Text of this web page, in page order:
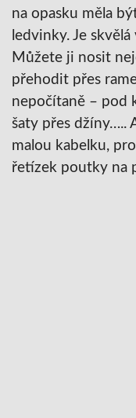
na opasku měla
ledvinky. Je
Můžete ji nosit
přehodit přes
nepočítaně – pod
šaty přes džíny…..
malou kabelku,
řetízek poutky na